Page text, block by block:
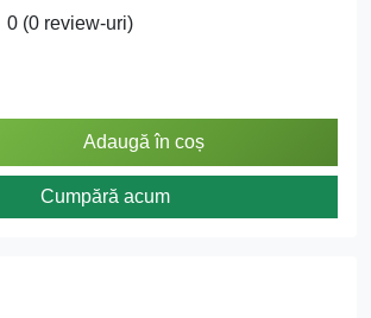
0 (0 review-uri)
Adaugă în coș
Cumpără acum